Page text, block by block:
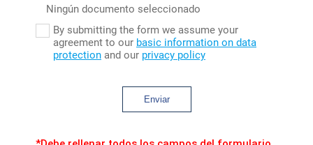
Ningún documento seleccionado
By submitting the form we assume your
agreement to our basic information on data
protection and our privacy policy
Enviar